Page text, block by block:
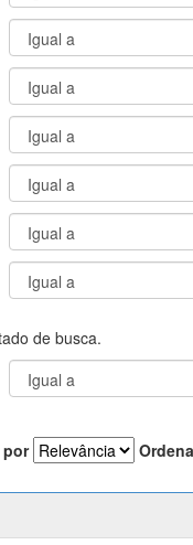
de busca.
por